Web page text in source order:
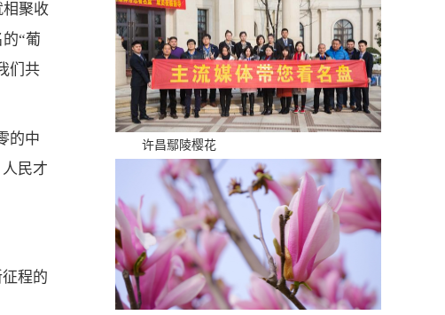
相聚收
“葡
们共
的中
民才
程的
许昌鄢陵樱花